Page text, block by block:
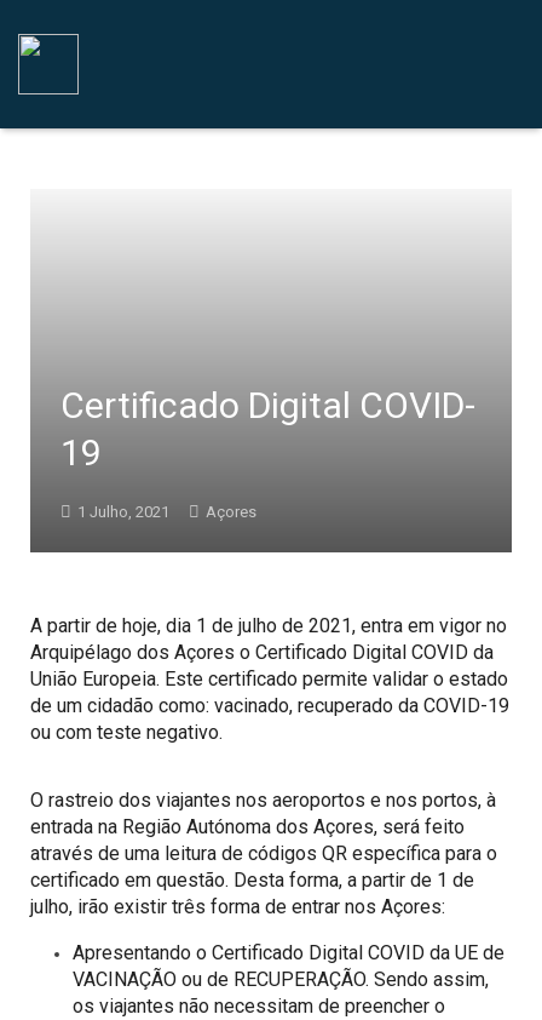
Certificado Digital COVID-
19
1 Julho, 2021 Açores
A partir de hoje, dia 1 de julho de 2021, entra em vigor no
Arquipélago dos Açores o Certificado Digital COVID da
União Europeia. Este certificado permite validar o estado
de um cidadão como: vacinado, recuperado da COVID-19
ou com teste negativo.
O rastreio dos viajantes nos aeroportos e nos portos, à
entrada na Região Autónoma dos Açores, será feito
através de uma leitura de códigos QR específica para o
certificado em questão. Desta forma, a partir de 1 de
julho, irão existir três forma de entrar nos Açores:
Apresentando o Certificado Digital COVID da UE de
VACINAÇÃO ou de RECUPERAÇÃO. Sendo assim,
os viajantes não necessitam de preencher o